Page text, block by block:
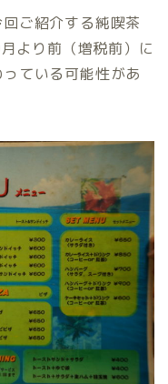
ご紹介する純喫茶
より前（増税前）に
ている可能性があ